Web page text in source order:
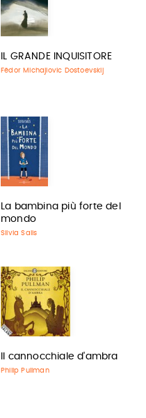
IL GRANDE INQUISITORE
Fëdor Michajlovic Dostoevskij
La bambina più forte del
mondo
Silvia Salis
Il cannocchiale d'ambra
Philip Pullman